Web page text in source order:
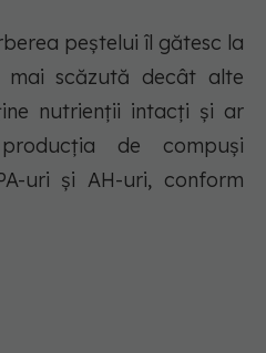
peștelui îl gătesc la
scăzută decât alte
nutrienții intacți și ar
de compuși
uri și AH-uri, conform